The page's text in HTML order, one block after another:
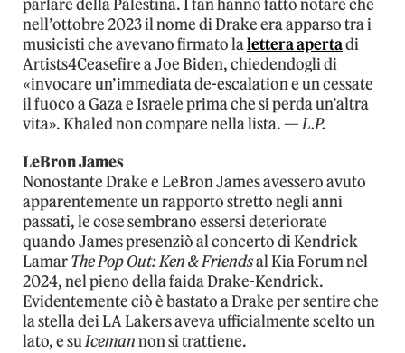
parlare della Palestina. I fan hanno fatto notare che
nell’ottobre 2023 il nome di Drake era apparso tra i
musicisti che avevano firmato lalettera apertadi
Artists4Ceasefire a Joe Biden, chiedendogli di
«invocare un’immediata de-escalation e un cessate
il fuoco a Gaza e Israele prima che si perda un’altra
vita». Khaled non compare nella lista. —L.P.
LeBron James
Nonostante Drake e LeBron James avessero avuto
apparentemente un rapporto stretto negli anni
passati, le cose sembrano essersi deteriorate
quando James presenziò al concerto di Kendrick
LamarThe Pop Out: Ken & Friendsal Kia Forum nel
2024, nel pieno della faida Drake-Kendrick.
Evidentemente ciò è bastato a Drake per sentire che
la stella dei LA Lakers aveva ufficialmente scelto un
lato, e suIcemannon si trattiene.